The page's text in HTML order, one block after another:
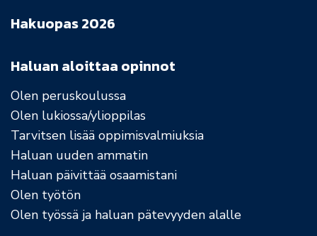
Haluan aloittaa opinnot
Olen peruskoulussa
Olen lukiossa/ylioppilas
Tarvitsen lisää oppimisvalmiuksia
Haluan uuden ammatin
Haluan päivittää osaamistani
Olen työtön
Olen työssä ja haluan pätevyyden alalle
Hakuopas 2026